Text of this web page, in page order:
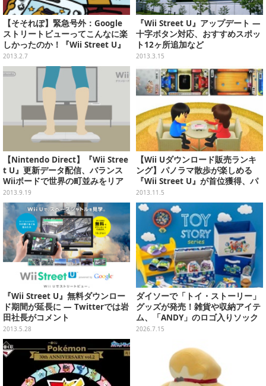
【そそれぽ】緊急号外：Google
ストリートビューってこんなに楽
しかったのか！『Wii Street U』
を試してみたよ！
2013.2.7
『Wii Street U』アップデート ―
十字ボタン対応、おすすめスポッ
ト12ヶ所追加など
2013.3.15
【Nintendo Direct】『Wii Stree
t U』更新データ配信、バランス
Wiiボードで世界の町並みをリア
ルに散歩
2013.9.19
【Wii Uダウンロード販売ランキ
ング】パノラマ散歩が楽しめる
『Wii Street U』が首位獲得、パ
ーティゲーム決定版『Wii Party
U』は2位に(11/04)
2013.11.5
『Wii Street U』無料ダウンロー
ド期間が延長に ― Twitterでは岩
田社長がコメント
2013.5.28
ダイソーで「トイ・ストーリー」
グッズが発売！雑貨や収納アイテ
ム、「ANDY」のロゴ入りソック
スは文字から彼の成長を感じられ
2026.7.15